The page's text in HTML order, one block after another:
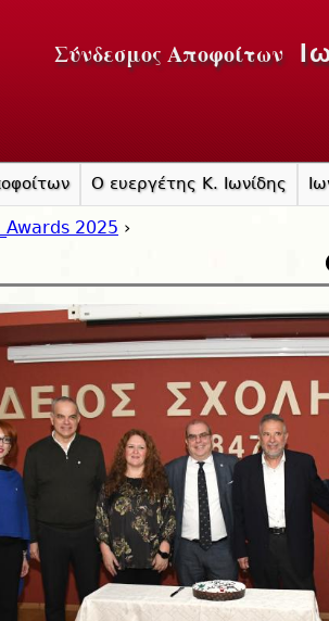
Σύνδεσμος Αποφοίτων
2025 ›
Ο ευεργέτης Κ. Ιωνίδης